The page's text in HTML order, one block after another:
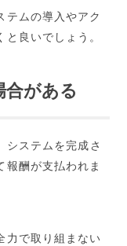
テムの導入やアク
良いでしょう。
合がある
システムを完成さ
報酬が支払われま
力で取り組まない